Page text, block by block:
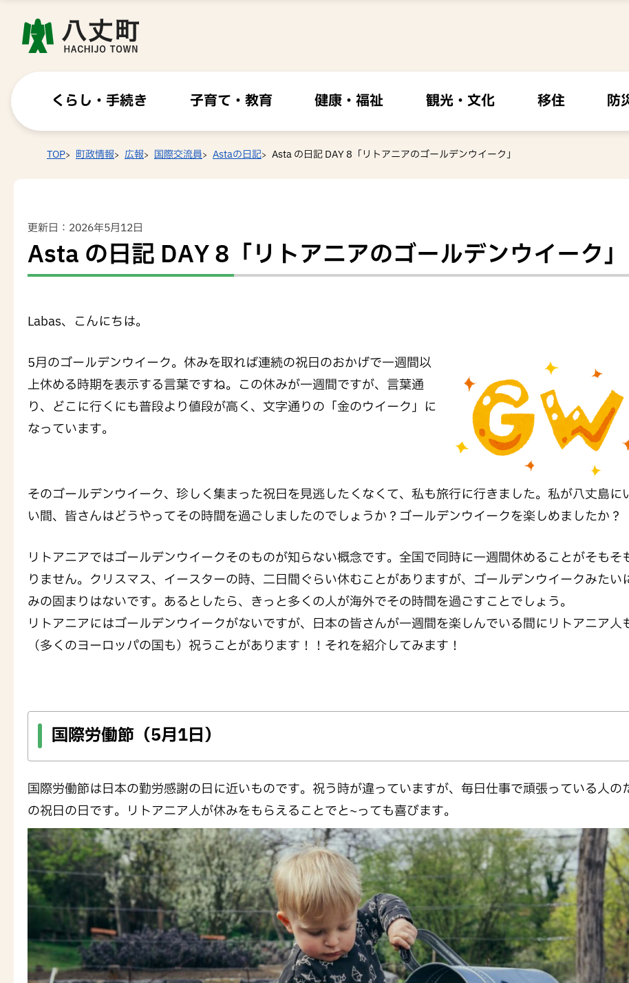
くらし・手続き 子育て・教育 健康・福祉 観光・文化 移住 防
TOP 町政情報 広報 国際交流員 Astaの日記 Asta の日記 DAY 8「リトアニアのゴールデンウイーク」
更新日：2026年5月12日
Asta の日記 DAY 8「リトアニアのゴールデンウイーク」
Labas、こんにちは。
5月のゴールデンウイーク。休みを取れば連続の祝日のおかげで一週間以
上休める時期を表示する言葉ですね。この休みが一週間ですが、言葉通
り、どこに行くにも普段より値段が高く、文字通りの「金のウイーク」に
なっています。
そのゴールデンウイーク、珍しく集まった祝日を見逃したくなくて、私も旅行に行きました。私が八丈島に
い間、皆さんはどうやってその時間を過ごしましたのでしょうか？ゴールデンウイークを楽しめましたか？
リトアニアではゴールデンウイークそのものが知らない概念です。全国で同時に一週間休めることがそもそ
りません。クリスマス、イースターの時、二日間ぐらい休むことがありますが、ゴールデンウイークみたい
みの固まりはないです。あるとしたら、きっと多くの人が海外でその時間を過ごすことでしょう。
リトアニアにはゴールデンウイークがないですが、日本の皆さんが一週間を楽しんでいる間にリトアニア人
（多くのヨーロッパの国も）祝うことがあります！！それを紹介してみます！
国際労働節（5月1日）
国際労働節は日本の勤労感謝の日に近いものです。祝う時が違っていますが、毎日仕事で頑張っている人の
の祝日の日です。リトアニア人が休みをもらえることでと~っても喜びます。